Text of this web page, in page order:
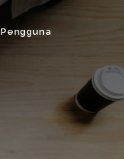
Pengguna